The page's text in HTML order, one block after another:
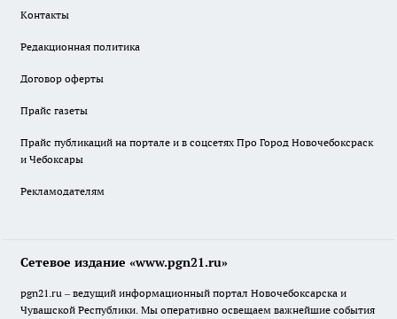
Контакты
Редакционная политика
Договор оферты
Прайс газеты
Прайс публикаций на портале и в соцсетях Про Город Новочебоксраск
и Чебоксары
Рекламодателям
Сетевое издание «www.pgn21.ru»
pgn21.ru – ведущий информационный портал Новочебоксарска и
Чувашской Республики. Мы оперативно освещаем важнейшие события